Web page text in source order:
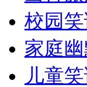
校园
家庭
儿童